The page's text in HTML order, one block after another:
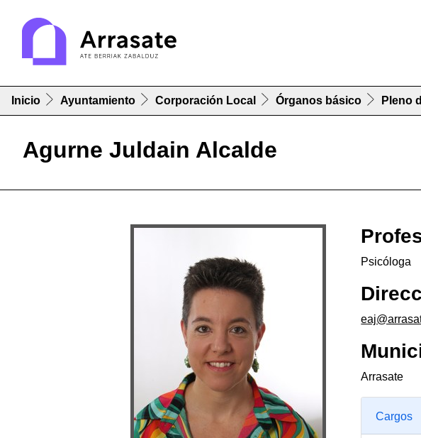
Inicio Ayuntamiento Corporación Local Órganos básico Pleno
Agurne Juldain Alcalde
Psicóloga
Arrasate
Cargos